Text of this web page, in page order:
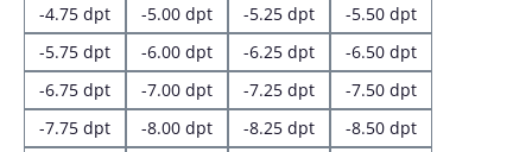
-4.75 dpt
-5.00 dpt -5.25 dpt
-5.50 dpt
-5.75 dpt
-6.00 dpt -6.25 dpt
-6.50 dpt
-6.75 dpt
-7.00 dpt -7.25 dpt
-7.50 dpt
-7.75 dpt
-8.00 dpt -8.25 dpt
-8.50 dpt